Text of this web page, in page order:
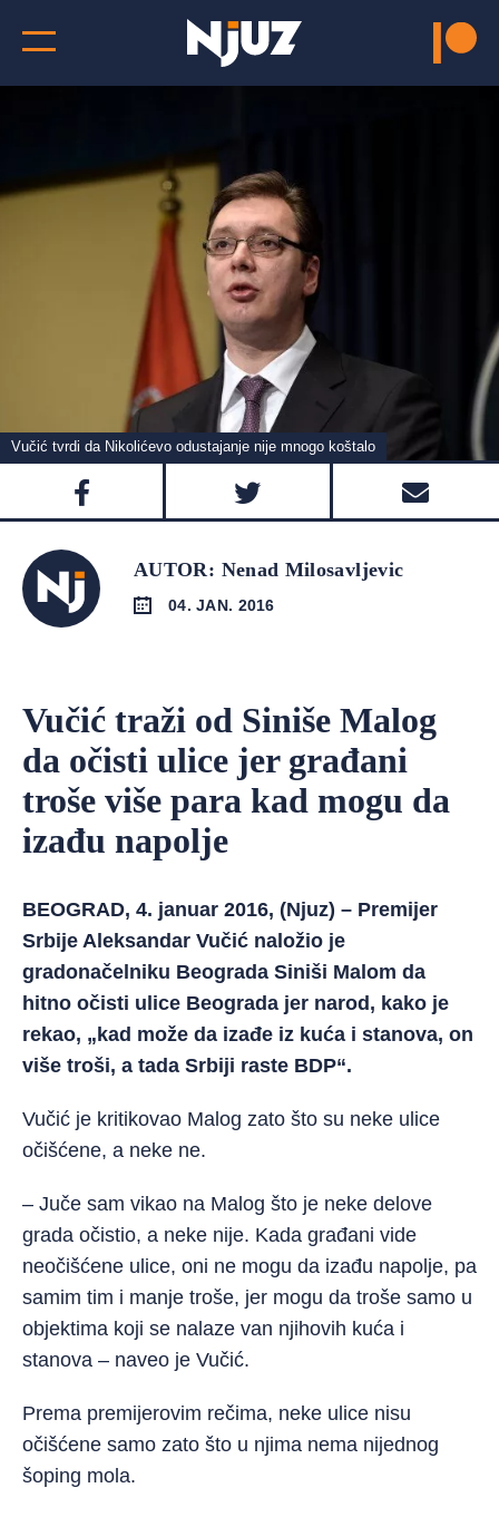
Vučić tvrdi da Nikolićevo odustajanje nije mnogo koštalo
AUTOR: Nenad Milosavljevic
04. JAN. 2016
Vučić traži od Siniše Malog
da očisti ulice jer građani
troše više para kad mogu da
izađu napolje
BEOGRAD, 4. januar 2016, (Njuz) – Premijer
Srbije Aleksandar Vučić naložio je
gradonačelniku Beograda Siniši Malom da
hitno očisti ulice Beograda jer narod, kako je
rekao, „kad može da izađe iz kuća i stanova, on
više troši, a tada Srbiji raste BDP“.
Vučić je kritikovao Malog zato što su neke ulice
očišćene, a neke ne.
– Juče sam vikao na Malog što je neke delove
grada očistio, a neke nije. Kada građani vide
neočišćene ulice, oni ne mogu da izađu napolje, pa
samim tim i manje troše, jer mogu da troše samo u
objektima koji se nalaze van njihovih kuća i
stanova – naveo je Vučić.
Prema premijerovim rečima, neke ulice nisu
očišćene samo zato što u njima nema nijednog
šoping mola.